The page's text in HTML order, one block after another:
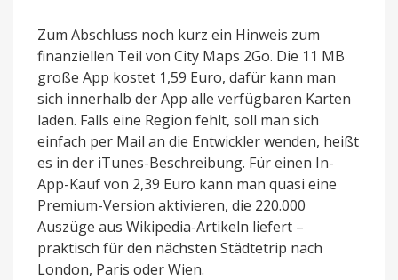
Zum Abschluss noch kurz ein Hinweis zum
finanziellen Teil von City Maps 2Go. Die 11 MB
große App kostet 1,59 Euro, dafür kann man
sich innerhalb der App alle verfügbaren Karten
laden. Falls eine Region fehlt, soll man sich
einfach per Mail an die Entwickler wenden, heißt
es in der iTunes-Beschreibung. Für einen In-
App-Kauf von 2,39 Euro kann man quasi eine
Premium-Version aktivieren, die 220.000
Auszüge aus Wikipedia-Artikeln liefert –
praktisch für den nächsten Städtetrip nach
London, Paris oder Wien.